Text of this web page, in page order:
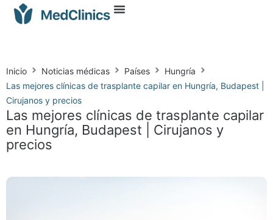
Las mejores clínicas de trasplante capilar
en Hungría, Budapest | Cirujanos y
precios
Inicio Noticias médicas Países
Hungría
Las mejores clínicas de trasplante capilar en Hungría, Budapest |
Cirujanos y precios